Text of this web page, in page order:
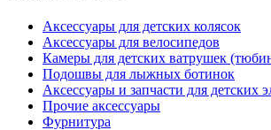
Аксессуары для детских колясок
Аксессуары для велосипедов
Камеры для детских ватрушек
Подошвы для лыжных ботинок
Аксессуары и запчасти для детских
Прочие аксессуары
Фурнитура